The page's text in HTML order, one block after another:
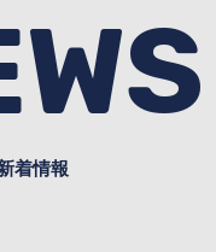
着情報